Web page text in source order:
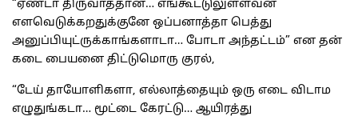
“ஏண்டா திருவாத்தான்… எங்கூட்டுலுள்ளவன்
எளவெடுக்கறதுக்குனே ஒப்பனாத்தா பெத்து
அனுப்பியுட்ருக்காங்களாடா… போடா அந்தட்டம்” என தன்
கடை பையனை திட்டுமொரு குரல்,
“டேய் தாயோளிகளா, எல்லாத்தையும் ஒரு எடை விடாம
எழுதுங்கடா… மூட்டை கேரட்டு… ஆயிரத்து